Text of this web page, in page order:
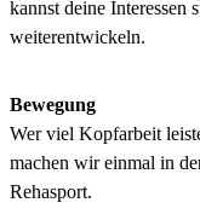
kannst deine Interessen
weiterentwickeln.
Bewegung
Wer viel Kopfarbeit
machen wir einmal in
Rehasport.